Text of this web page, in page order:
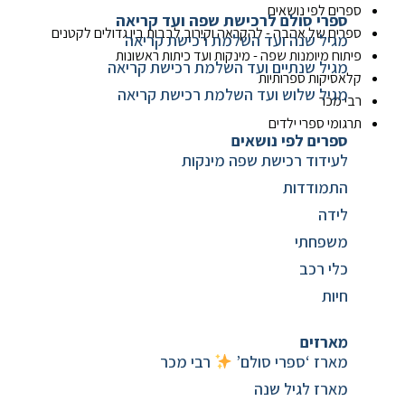
ספרים לפי נושאים
ספרים של אהבה - להקראה וקירוב לבבות בין גדולים לקטנים
פיתוח מיומנות שפה - מינקות ועד כיתות ראשונות
קלאסיקות ספרותיות
רבי מכר
תרגומי ספרי ילדים
ספרי סולם לרכישת שפה ועד קריאה
מגיל שנה ועד השלמת רכישת קריאה
מגיל שנתיים ועד השלמת רכישת קריאה
מגיל שלוש ועד השלמת רכישת קריאה
ספרים לפי נושאים
לעידוד רכישת שפה מינקות
התמודדות
לידה
משפחתי
כלי רכב
חיות
מארזים
מארז ‘ספרי סולם’
רבי מכר
מארז לגיל שנה